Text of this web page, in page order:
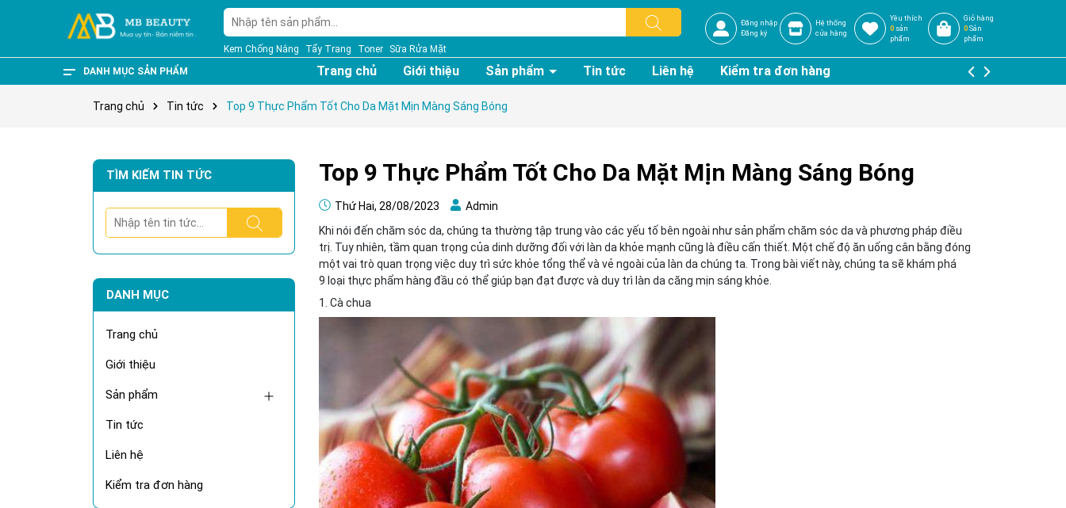
Kem Chống Nắng Tẩy Trang Toner Sữa Rửa Mặt
Đăng nhập
Đăng ký
Hệ thống
cửa hàng
Yêu thích
0sản
phẩm
Giỏ hàng
0 Sản
phẩm
DANH MỤC SẢN PHẨM Trang chủ Giới thiệu Sản phẩm Tin tức Liên hệ Kiểm tra đơn hàng
Trang chủ Tin tức Top 9 Thực Phẩm Tốt Cho Da Mặt Mịn Màng Sáng Bóng
Top 9 Thực Phẩm Tốt Cho Da Mặt Mịn Màng Sáng Bóng
Thứ Hai, 28/08/2023
Admin
Khi nói đến chăm sóc da, chúng ta thường tập trung vào các yếu tố bên ngoài như sản phẩm chăm sóc da và phương pháp điều
trị. Tuy nhiên, tầm quan trọng của dinh dưỡng đối với làn da khỏe mạnh cũng là điều cấn thiết. Một chế độ ăn uống cân bằng đóng
một vai trò quan trọng việc duy trì sức khỏe tổng thể và vẻ ngoài của làn da chúng ta. Trong bài viết này, chúng ta sẽ khám phá
9 loại thực phẩm hàng đầu có thể giúp bạn đạt được và duy trì làn da căng mịn sáng khỏe.
1. Cà chua
TÌM KIẾM TIN TỨC
DANH MỤC
Trang chủ
Giới thiệu
Sản phẩm
Tin tức
Liên hệ
Kiểm tra đơn hàng